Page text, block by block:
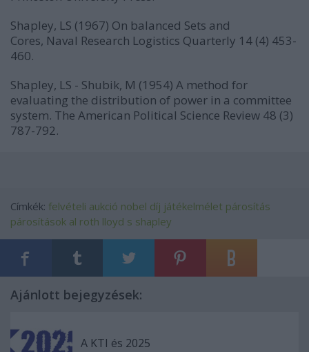
Shapley, LS (1967) On balanced Sets and
Cores, Naval Research Logistics Quarterly 14 (4) 453-
460.
Shapley, LS - Shubik, M (1954) A method for
evaluating the distribution of power in a committee
system. The American Political Science Review 48 (3)
787-792.
Címkék: felvételi aukció nobel díj játékelmélet párosítás
párosítások al roth lloyd s shapley
Ajánlott bejegyzések:
A KTI és 2025